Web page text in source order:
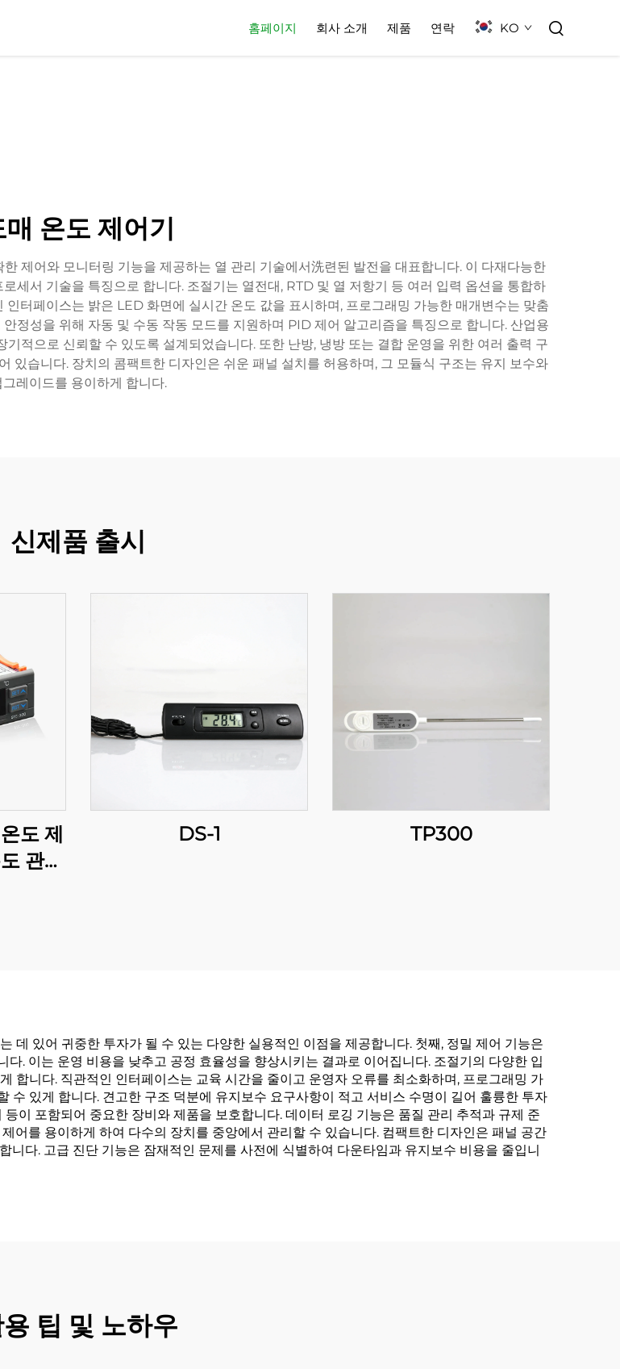
홈페이지 회사 소개 제품 연락 KO
매 온도 제어기
제어와 모니터링 기능을 제공하는 열 관리 기술에서洗련된 발전을 대표합니다. 이 다재다능한
세서 기술을 특징으로 합니다. 조절기는 열전대, RTD 및 열 저항기 등 여러 입력 옵션을 통합하
터페이스는 밝은 LED 화면에 실시간 온도 값을 표시하며, 프로그래밍 가능한 매개변수는 맞춤
정성을 위해 자동 및 수동 작동 모드를 지원하며 PID 제어 알고리즘을 특징으로 합니다. 산업용
적으로 신뢰할 수 있도록 설계되었습니다. 또한 난방, 냉방 또는 결합 운영을 위한 여러 출력 구
있습니다. 장치의 콤팩트한 디자인은 쉬운 패널 설치를 허용하며, 그 모듈식 구조는 유지 보수와
그레이드를 용이하게 합니다.
신제품 출시
도 제
관리
DS-1 TP300
데 있어 귀중한 투자가 될 수 있는 다양한 실용적인 이점을 제공합니다. 첫째, 정밀 제어 기능은
. 이는 운영 비용을 낮추고 공정 효율성을 향상시키는 결과로 이어집니다. 조절기의 다양한 입
합니다. 직관적인 인터페이스는 교육 시간을 줄이고 운영자 오류를 최소화하며, 프로그래밍 가
수 있게 합니다. 견고한 구조 덕분에 유지보수 요구사항이 적고 서비스 수명이 길어 훌륭한 투자
이 포함되어 중요한 장비와 제품을 보호합니다. 데이터 로깅 기능은 품질 관리 추적과 규제 준
어를 용이하게 하여 다수의 장치를 중앙에서 관리할 수 있습니다. 컴팩트한 디자인은 패널 공간
다. 고급 진단 기능은 잠재적인 문제를 사전에 식별하여 다운타임과 유지보수 비용을 줄입니
팁 및 노하우